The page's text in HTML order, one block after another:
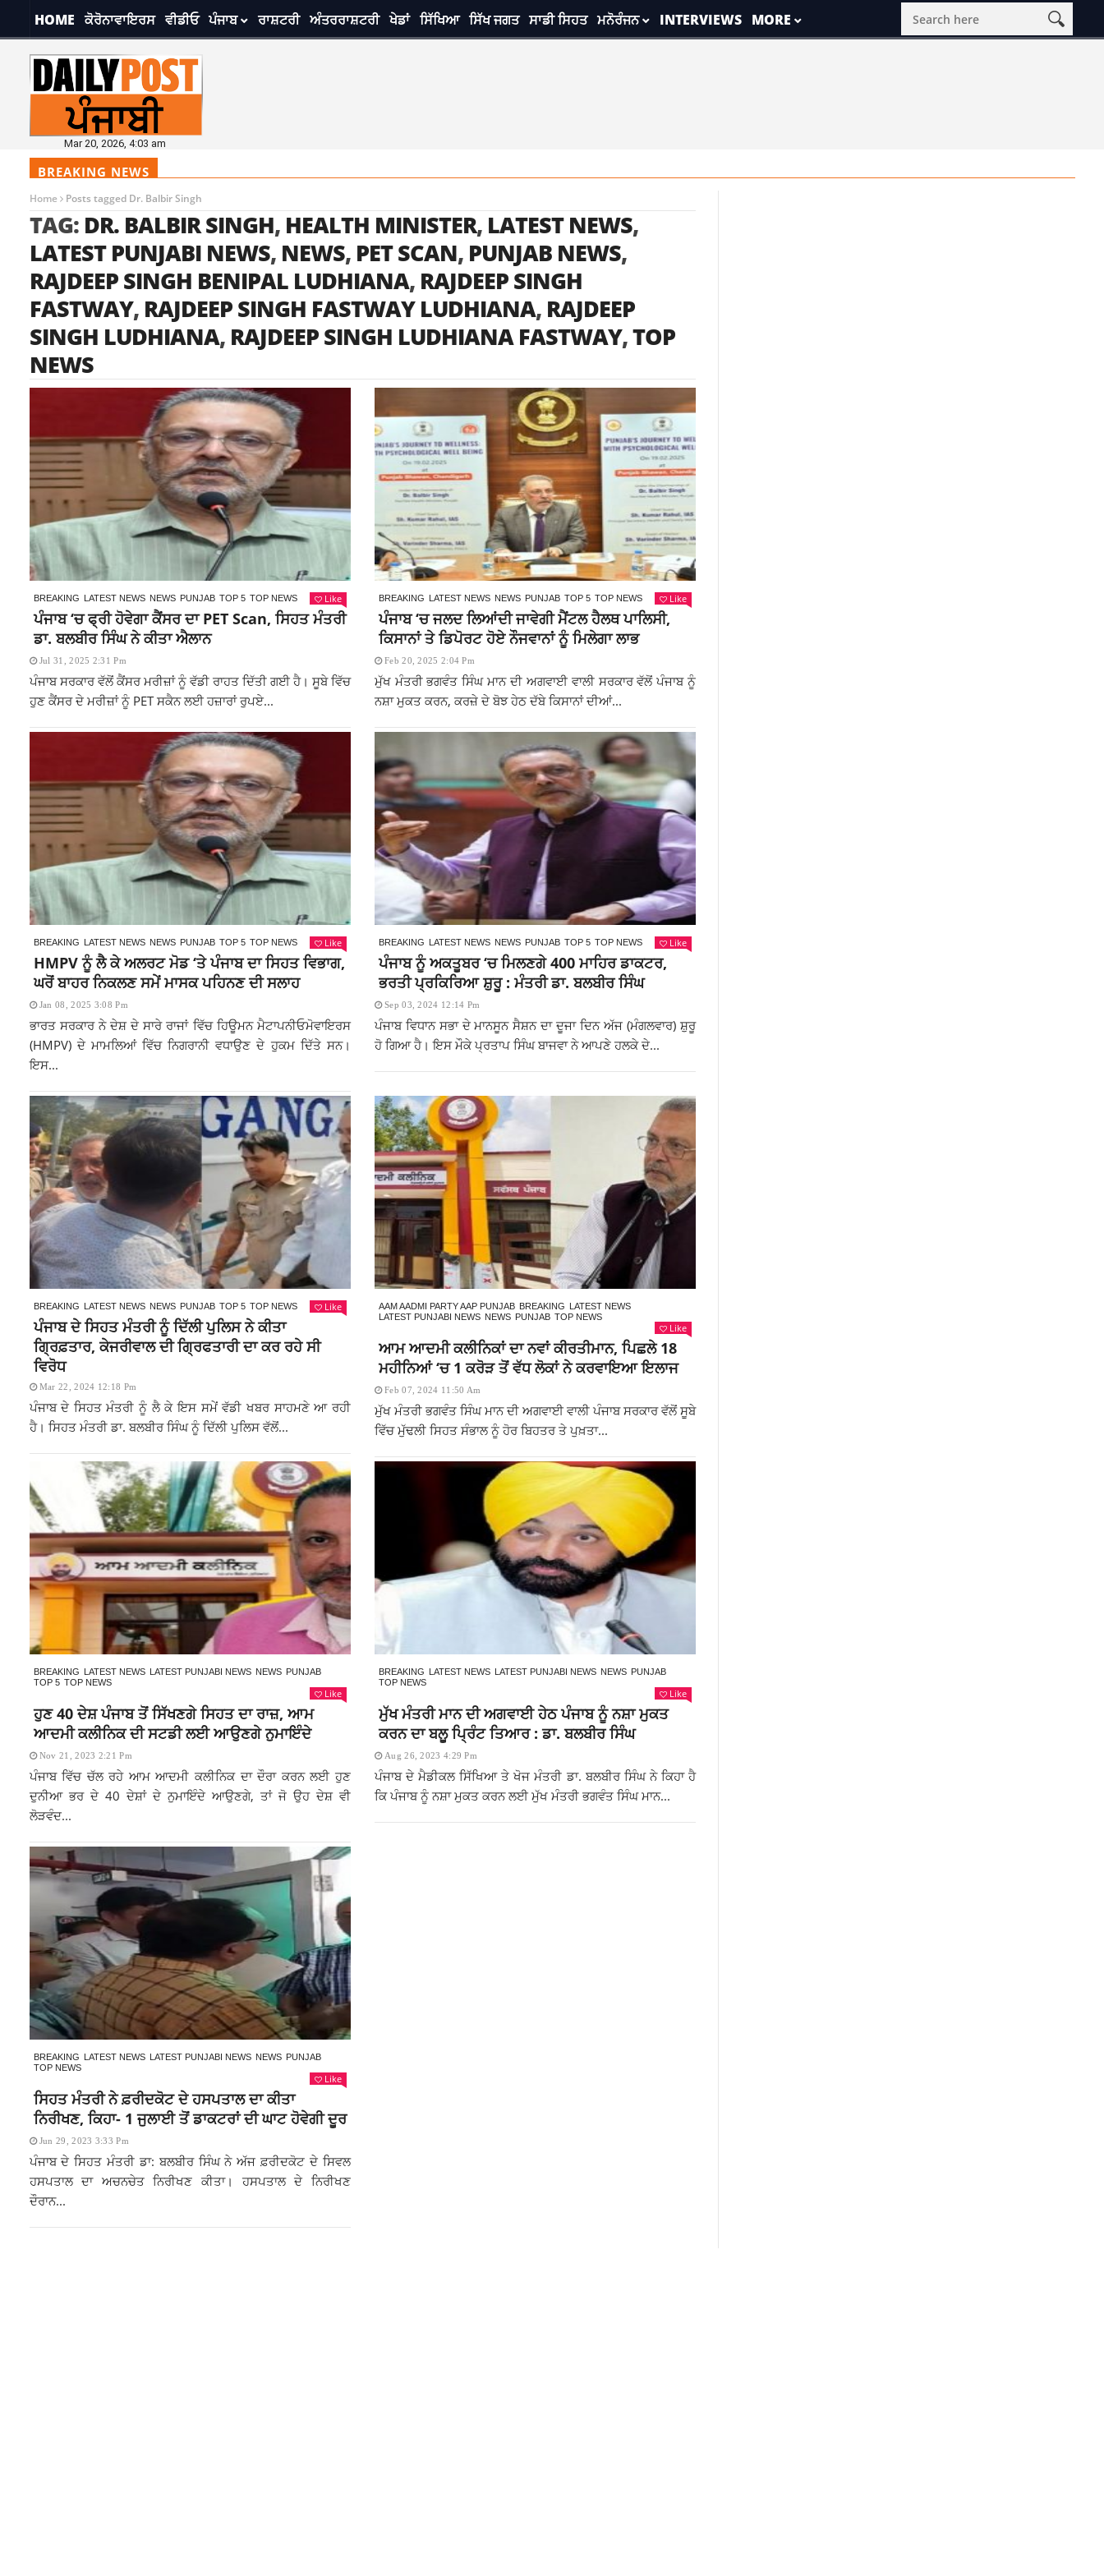
HOME ਕੋਰੋਨਾਵਾਇਰਸ ਵੀਡੀਓ ਪੰਜਾਬ ਰਾਸ਼ਟਰੀ ਅੰਤਰਰਾਸ਼ਟਰੀ ਖੇਡਾਂ ਸਿੱਖਿਆ ਸਿੱਖ ਜਗਤ ਸਾਡੀ ਸਿਹਤ ਮਨੋਰੰਜਨ INTERVIEWS MORE
Mar 20, 2026, 4:03 am
BREAKING NEWS
Home Posts tagged Dr. Balbir Singh
TAG: DR. BALBIR SINGH, HEALTH MINISTER, LATEST NEWS,
LATEST PUNJABI NEWS, NEWS, PET SCAN, PUNJAB NEWS,
RAJDEEP SINGH BENIPAL LUDHIANA, RAJDEEP SINGH
FASTWAY, RAJDEEP SINGH FASTWAY LUDHIANA, RAJDEEP
SINGH LUDHIANA, RAJDEEP SINGH LUDHIANA FASTWAY,TOP
NEWS
BREAKING LATEST NEWS NEWS PUNJAB TOP 5 TOP NEWS Like
ਪੰਜਾਬ ‘ਚ ਫ੍ਰੀ ਹੋਵੇਗਾ ਕੈਂਸਰ ਦਾ PET Scan, ਸਿਹਤ ਮੰਤਰੀ
ਡਾ. ਬਲਬੀਰ ਸਿੰਘ ਨੇ ਕੀਤਾ ਐਲਾਨ
Jul 31, 2025 2:31 Pm
ਪੰਜਾਬ ਸਰਕਾਰ ਵੱਲੋਂ ਕੈਂਸਰ ਮਰੀਜ਼ਾਂ ਨੂੰ ਵੱਡੀ ਰਾਹਤ ਦਿੱਤੀ ਗਈ ਹੈ। ਸੂਬੇ ਵਿੱਚ
ਹੁਣ ਕੈਂਸਰ ਦੇ ਮਰੀਜ਼ਾਂ ਨੂੰ PET ਸਕੈਨ ਲਈ ਹਜ਼ਾਰਾਂ ਰੁਪਏ...
BREAKING LATEST NEWS NEWS PUNJAB TOP 5 TOP NEWS Like
ਪੰਜਾਬ ‘ਚ ਜਲਦ ਲਿਆਂਦੀ ਜਾਵੇਗੀ ਮੈਂਟਲ ਹੈਲਥ ਪਾਲਿਸੀ,
ਕਿਸਾਨਾਂ ਤੇ ਡਿਪੋਰਟ ਹੋਏ ਨੌਜਵਾਨਾਂ ਨੂੰ ਮਿਲੇਗਾ ਲਾਭ
Feb 20, 2025 2:04 Pm
ਮੁੱਖ ਮੰਤਰੀ ਭਗਵੰਤ ਸਿੰਘ ਮਾਨ ਦੀ ਅਗਵਾਈ ਵਾਲੀ ਸਰਕਾਰ ਵੱਲੋਂ ਪੰਜਾਬ ਨੂੰ
ਨਸ਼ਾ ਮੁਕਤ ਕਰਨ, ਕਰਜ਼ੇ ਦੇ ਬੋਝ ਹੇਠ ਦੱਬੇ ਕਿਸਾਨਾਂ ਦੀਆਂ...
BREAKING LATEST NEWS NEWS PUNJAB TOP 5 TOP NEWS Like
HMPV ਨੂੰ ਲੈ ਕੇ ਅਲਰਟ ਮੋਡ ‘ਤੇ ਪੰਜਾਬ ਦਾ ਸਿਹਤ ਵਿਭਾਗ,
ਘਰੋਂ ਬਾਹਰ ਨਿਕਲਣ ਸਮੇਂ ਮਾਸਕ ਪਹਿਨਣ ਦੀ ਸਲਾਹ
Jan 08, 2025 3:08 Pm
ਭਾਰਤ ਸਰਕਾਰ ਨੇ ਦੇਸ਼ ਦੇ ਸਾਰੇ ਰਾਜਾਂ ਵਿੱਚ ਹਿਊਮਨ ਮੈਟਾਪਨੀਓਮੋਵਾਇਰਸ
(HMPV) ਦੇ ਮਾਮਲਿਆਂ ਵਿੱਚ ਨਿਗਰਾਨੀ ਵਧਾਉਣ ਦੇ ਹੁਕਮ ਦਿੱਤੇ ਸਨ।
ਇਸ...
BREAKING LATEST NEWS NEWS PUNJAB TOP 5 TOP NEWS Like
ਪੰਜਾਬ ਨੂੰ ਅਕਤੂਬਰ ‘ਚ ਮਿਲਣਗੇ 400 ਮਾਹਿਰ ਡਾਕਟਰ,
ਭਰਤੀ ਪ੍ਰਕਿਰਿਆ ਸ਼ੁਰੂ : ਮੰਤਰੀ ਡਾ. ਬਲਬੀਰ ਸਿੰਘ
Sep 03, 2024 12:14 Pm
ਪੰਜਾਬ ਵਿਧਾਨ ਸਭਾ ਦੇ ਮਾਨਸੂਨ ਸੈਸ਼ਨ ਦਾ ਦੂਜਾ ਦਿਨ ਅੱਜ (ਮੰਗਲਵਾਰ) ਸ਼ੁਰੂ
ਹੋ ਗਿਆ ਹੈ। ਇਸ ਮੌਕੇ ਪ੍ਰਤਾਪ ਸਿੰਘ ਬਾਜਵਾ ਨੇ ਆਪਣੇ ਹਲਕੇ ਦੇ...
BREAKING LATEST NEWS NEWS PUNJAB TOP 5 TOP NEWS Like
ਪੰਜਾਬ ਦੇ ਸਿਹਤ ਮੰਤਰੀ ਨੂੰ ਦਿੱਲੀ ਪੁਲਿਸ ਨੇ ਕੀਤਾ
ਗ੍ਰਿਫ਼ਤਾਰ, ਕੇਜਰੀਵਾਲ ਦੀ ਗ੍ਰਿਫਤਾਰੀ ਦਾ ਕਰ ਰਹੇ ਸੀ
ਵਿਰੋਧ
Mar 22, 2024 12:18 Pm
ਪੰਜਾਬ ਦੇ ਸਿਹਤ ਮੰਤਰੀ ਨੂੰ ਲੈ ਕੇ ਇਸ ਸਮੇਂ ਵੱਡੀ ਖਬਰ ਸਾਹਮਣੇ ਆ ਰਹੀ
ਹੈ। ਸਿਹਤ ਮੰਤਰੀ ਡਾ. ਬਲਬੀਰ ਸਿੰਘ ਨੂੰ ਦਿੱਲੀ ਪੁਲਿਸ ਵੱਲੋਂ...
AAM AADMI PARTY AAP PUNJAB BREAKING LATEST NEWS
LATEST PUNJABI NEWS NEWS PUNJAB TOP NEWS
Like
ਆਮ ਆਦਮੀ ਕਲੀਨਿਕਾਂ ਦਾ ਨਵਾਂ ਕੀਰਤੀਮਾਨ, ਪਿਛਲੇ 18
ਮਹੀਨਿਆਂ ‘ਚ 1 ਕਰੋੜ ਤੋਂ ਵੱਧ ਲੋਕਾਂ ਨੇ ਕਰਵਾਇਆ ਇਲਾਜ
Feb 07, 2024 11:50 Am
ਮੁੱਖ ਮੰਤਰੀ ਭਗਵੰਤ ਸਿੰਘ ਮਾਨ ਦੀ ਅਗਵਾਈ ਵਾਲੀ ਪੰਜਾਬ ਸਰਕਾਰ ਵੱਲੋਂ ਸੂਬੇ
ਵਿੱਚ ਮੁੱਢਲੀ ਸਿਹਤ ਸੰਭਾਲ ਨੂੰ ਹੋਰ ਬਿਹਤਰ ਤੇ ਪੁਖ਼ਤਾ...
BREAKING LATEST NEWS LATEST PUNJABI NEWS NEWS PUNJAB
TOP 5 TOP NEWS
Like
ਹੁਣ 40 ਦੇਸ਼ ਪੰਜਾਬ ਤੋਂ ਸਿੱਖਣਗੇ ਸਿਹਤ ਦਾ ਰਾਜ਼, ਆਮ
ਆਦਮੀ ਕਲੀਨਿਕ ਦੀ ਸਟਡੀ ਲਈ ਆਉਣਗੇ ਨੁਮਾਇੰਦੇ
Nov 21, 2023 2:21 Pm
ਪੰਜਾਬ ਵਿੱਚ ਚੱਲ ਰਹੇ ਆਮ ਆਦਮੀ ਕਲੀਨਿਕ ਦਾ ਦੌਰਾ ਕਰਨ ਲਈ ਹੁਣ
ਦੁਨੀਆ ਭਰ ਦੇ 40 ਦੇਸ਼ਾਂ ਦੇ ਨੁਮਾਇੰਦੇ ਆਉਣਗੇ, ਤਾਂ ਜੋ ਉਹ ਦੇਸ਼ ਵੀ
ਲੋੜਵੰਦ...
BREAKING LATEST NEWS LATEST PUNJABI NEWS NEWS PUNJAB
TOP NEWS
Like
ਮੁੱਖ ਮੰਤਰੀ ਮਾਨ ਦੀ ਅਗਵਾਈ ਹੇਠ ਪੰਜਾਬ ਨੂੰ ਨਸ਼ਾ ਮੁਕਤ
ਕਰਨ ਦਾ ਬਲੂ ਪ੍ਰਿੰਟ ਤਿਆਰ : ਡਾ. ਬਲਬੀਰ ਸਿੰਘ
Aug 26, 2023 4:29 Pm
ਪੰਜਾਬ ਦੇ ਮੈਡੀਕਲ ਸਿੱਖਿਆ ਤੇ ਖੋਜ ਮੰਤਰੀ ਡਾ. ਬਲਬੀਰ ਸਿੰਘ ਨੇ ਕਿਹਾ ਹੈ
ਕਿ ਪੰਜਾਬ ਨੂੰ ਨਸ਼ਾ ਮੁਕਤ ਕਰਨ ਲਈ ਮੁੱਖ ਮੰਤਰੀ ਭਗਵੰਤ ਸਿੰਘ ਮਾਨ...
BREAKING LATEST NEWS LATEST PUNJABI NEWS NEWS PUNJAB
TOP NEWS
Like
ਸਿਹਤ ਮੰਤਰੀ ਨੇ ਫ਼ਰੀਦਕੋਟ ਦੇ ਹਸਪਤਾਲ ਦਾ ਕੀਤਾ
ਨਿਰੀਖਣ, ਕਿਹਾ- 1 ਜੁਲਾਈ ਤੋਂ ਡਾਕਟਰਾਂ ਦੀ ਘਾਟ ਹੋਵੇਗੀ ਦੂਰ
Jun 29, 2023 3:33 Pm
ਪੰਜਾਬ ਦੇ ਸਿਹਤ ਮੰਤਰੀ ਡਾ: ਬਲਬੀਰ ਸਿੰਘ ਨੇ ਅੱਜ ਫ਼ਰੀਦਕੋਟ ਦੇ ਸਿਵਲ
ਹਸਪਤਾਲ ਦਾ ਅਚਨਚੇਤ ਨਿਰੀਖਣ ਕੀਤਾ। ਹਸਪਤਾਲ ਦੇ ਨਿਰੀਖਣ
ਦੌਰਾਨ...